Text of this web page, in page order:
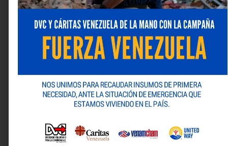
Los campos obligatorios están marcados con*
Comentario*